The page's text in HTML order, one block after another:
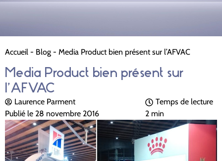
Accueil - Blog - Media Product bien présent sur l’AFVAC
Media Product bien présent sur
l’AFVAC
Laurence Parment
Publié le 28 novembre 2016
Temps de lecture
2 min